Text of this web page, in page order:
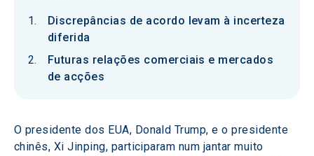
Discrepâncias de acordo levam à incerteza
diferida
Futuras relações comerciais e mercados
de acções
O presidente dos EUA, Donald Trump, e o presidente
chinês, Xi Jinping, participaram num jantar muito